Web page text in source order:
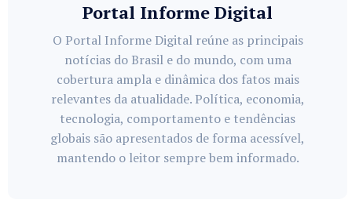
Portal Informe Digital
O Portal Informe Digital reúne as principais
notícias do Brasil e do mundo, com uma
cobertura ampla e dinâmica dos fatos mais
relevantes da atualidade. Política, economia,
tecnologia, comportamento e tendências
globais são apresentados de forma acessível,
mantendo o leitor sempre bem informado.